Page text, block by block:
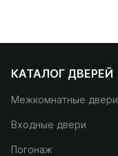
КАТАЛОГ ДВЕРЕЙ
Межкомнатные двери
Входные двери
Погонаж